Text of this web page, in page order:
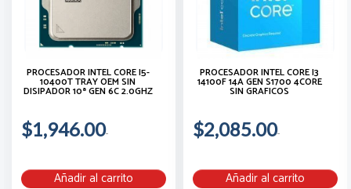
PROCESADOR INTEL CORE I5-
10400T TRAY OEM SIN
DISIPADOR 10ª GEN 6C 2.0GHZ
$1,946.00
Añadir al carrito
PROCESADOR INTEL CORE I3
14100F 14A GEN S1700 4CORE
SIN GRAFICOS
$2,085.00
Añadir al carrito